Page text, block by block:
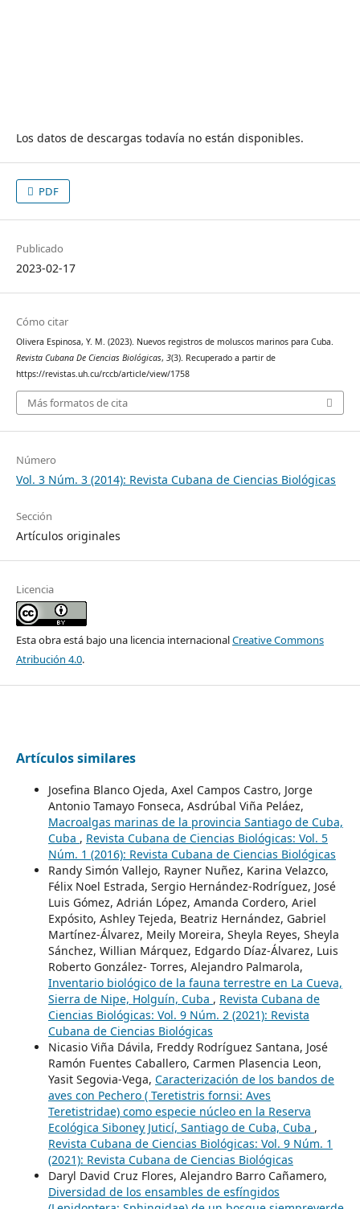
Los datos de descargas todavía no están disponibles.
PDF
Publicado
2023-02-17
Cómo citar
Olivera Espinosa, Y. M. (2023). Nuevos registros de moluscos marinos para Cuba.
Revista Cubana De Ciencias Biológicas, 3(3). Recuperado a partir de
https://revistas.uh.cu/rccb/article/view/1758
Más formatos de cita
Número
Vol. 3 Núm. 3 (2014): Revista Cubana de Ciencias Biológicas
Sección
Artículos originales
Licencia
Esta obra está bajo una licencia internacionalCreative Commons
Atribución 4.0.
Artículos similares
Josefina Blanco Ojeda, Axel Campos Castro, Jorge
Antonio Tamayo Fonseca, Asdrúbal Viña Peláez,
Macroalgas marinas de la provincia Santiago de Cuba,
Cuba , Revista Cubana de Ciencias Biológicas: Vol. 5
Núm. 1 (2016): Revista Cubana de Ciencias Biológicas
Randy Simón Vallejo, Rayner Nuñez, Karina Velazco,
Félix Noel Estrada, Sergio Hernández-Rodríguez, José
Luis Gómez, Adrián López, Amanda Cordero, Ariel
Expósito, Ashley Tejeda, Beatriz Hernández, Gabriel
Martínez-Álvarez, Meily Moreira, Sheyla Reyes, Sheyla
Sánchez, Willian Márquez, Edgardo Díaz-Álvarez, Luis
Roberto González- Torres, Alejandro Palmarola,
Inventario biológico de la fauna terrestre en La Cueva,
Sierra de Nipe, Holguín, Cuba , Revista Cubana de
Ciencias Biológicas: Vol. 9 Núm. 2 (2021): Revista
Cubana de Ciencias Biológicas
Nicasio Viña Dávila, Freddy Rodríguez Santana, José
Ramón Fuentes Caballero, Carmen Plasencia Leon,
Yasit Segovia-Vega, Caracterización de los bandos de
aves con Pechero ( Teretistris fornsi: Aves
Teretistridae) como especie núcleo en la Reserva
Ecológica Siboney Juticí, Santiago de Cuba, Cuba ,
Revista Cubana de Ciencias Biológicas: Vol. 9 Núm. 1
(2021): Revista Cubana de Ciencias Biológicas
Daryl David Cruz Flores, Alejandro Barro Cañamero,
Diversidad de los ensambles de esfíngidos